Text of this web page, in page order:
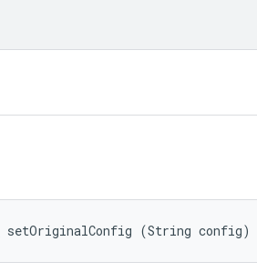
setOriginalConfig (String config)